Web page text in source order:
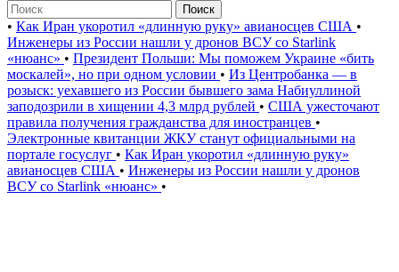
Поиск
• Как Иран укоротил «длинную руку» авианосцев США •
Инженеры из России нашли у дронов ВСУ со Starlink
«нюанс» • Президент Польши: Мы поможем Украине «бить
москалей», но при одном условии • Из Центробанка — в
розыск: уехавшего из России бывшего зама Набиуллиной
заподозрили в хищении 4,3 млрд рублей • США ужесточают
правила получения гражданства для иностранцев •
Электронные квитанции ЖКУ станут официальными на
портале госуслуг • Как Иран укоротил «длинную руку»
авианосцев США • Инженеры из России нашли у дронов
ВСУ со Starlink «нюанс» •